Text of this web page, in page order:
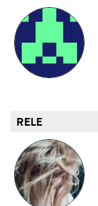
RELE